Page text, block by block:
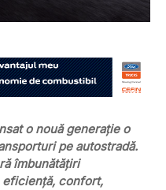
o nouă generație o
pe autostradă.
îmbunătățiri
eficiență, confort,